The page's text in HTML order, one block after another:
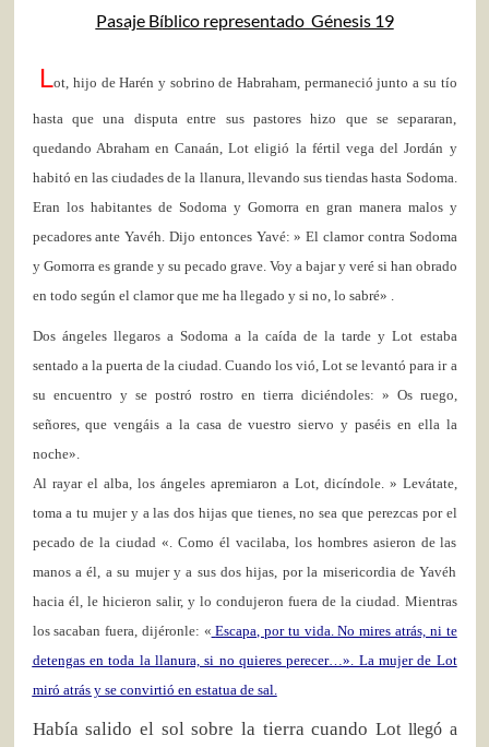
Pasaje Bíblico representado Génesis 19
Lot, hijo de Harén y sobrino de Habraham, permaneció junto a su tío
hasta que una disputa entre sus pastores hizo que se separaran,
quedando Abraham en Canaán, Lot eligió la fértil vega del Jordán y
habitó en las ciudades de la llanura, llevando sus tiendas hasta Sodoma.
Eran los habitantes de Sodoma y Gomorra en gran manera malos y
pecadores ante Yavéh. Dijo entonces Yavé: » El clamor contra Sodoma
y Gomorra es grande y su pecado grave. Voy abajar y veré si han obrado
en todo según el clamor que me ha llegado y si no, lo sabré» .
Dos ángeles llegaros a Sodoma a la caída de la tarde y Lot estaba
sentado a la puerta de la ciudad. Cuando los vió, Lot se levantó para ir a
su encuentro y se postró rostro en tierra diciéndoles: » Os ruego,
señores, que vengáis a la casa de vuestro siervo y paséis en ella la
noche».
Al rayar el alba, los ángeles apremiaron a Lot, dicíndole. » Levátate,
toma a tu mujer y a las dos hijas que tienes, no sea que perezcas por el
pecado de la ciudad «. Como él vacilaba, los hombres asieron de las
manos a él, a su mujer y a sus dos hijas, por la misericordia de Yavéh
hacia él, le hicieron salir, y lo condujeron fuera de la ciudad. Mientras
los sacaban fuera, dijéronle: « Escapa, por tu vida. No mires atrás, ni te
detengas en toda la llanura, si no quieres perecer…». La mujer de Lot
miró atrás y se convirtió en estatua de sal.
Había salido el sol sobre la tierra cuando Lot llegó a